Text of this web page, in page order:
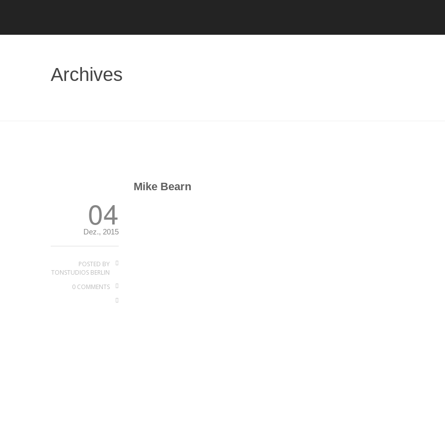
Archives
04
Dez., 2015
POSTED BY
TONSTUDIOS BERLIN
0 COMMENTS
Mike Bearn